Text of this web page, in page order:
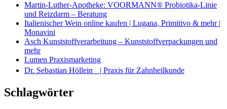
Martin-Luther-Apotheke: VOORMANN® Probiotika-Linie
und Reizdarm – Beratung
Italienischer Wein online kaufen | Lugana, Primitivo & mehr |
Monavini
Asch Kunststoffverarbeitung – Kunststoffverpackungen und
mehr
Lumen Praxismarketing
Dr. Sebastian Höllein | Praxis für Zahnheilkunde
Schlagwörter